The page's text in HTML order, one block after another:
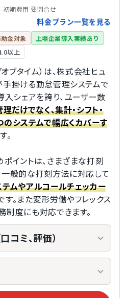
初期費用 要問合せ
料金プラン一覧を見る
金対象
上場企業導入実績あり
以上
ブタイム）は、株式会社ヒュ
手掛ける勤怠管理システムで
入シェアを誇り、ユーザー数
だけでなく、集計・シフト・
のシステムで幅広くカバーす
。
イントは、さまざまな打刻
一般的な打刻方法に対応して
ムやアルコールチェッカー
す。また変形労働やフレックス
度にも対応できます。
コミ、評価）